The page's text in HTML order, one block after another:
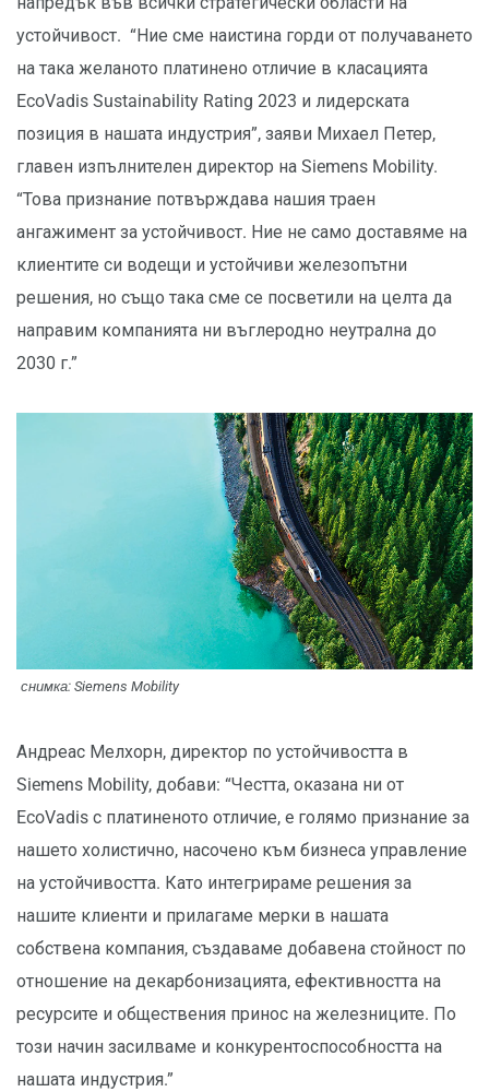
устойчивост. “Ние сме наистина горди от получаването
на така желаното платинено отличие в класацията
EcoVadis Sustainability Rating 2023 и лидерската
позиция в нашата индустрия”, заяви Михаел Петер,
главен изпълнителен директор на Siemens Mobility.
“Това признание потвърждава нашия траен
ангажимент за устойчивост. Ние не само доставяме на
клиентите си водещи и устойчиви железопътни
решения, но също така сме се посветили на целта да
направим компанията ни въглеродно неутрална до
2030 г.”
снимка: Siemens Mobility
Андреас Мелхорн, директор по устойчивостта в
Siemens Mobility, добави: “Честта, оказана ни от
EcoVadis с платиненото отличие, e голямо признание за
нашето холистично, насочено към бизнеса управление
на устойчивостта. Като интегрираме решения за
нашите клиенти и прилагаме мерки в нашата
собствена компания, създаваме добавена стойност по
отношение на декарбонизацията, ефективността на
ресурсите и обществения принос на железниците. По
този начин засилваме и конкурентоспособността на
нашата индустрия.”